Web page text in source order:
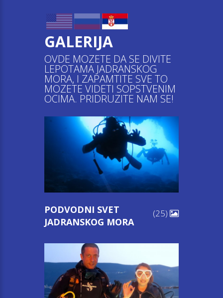
GALERIJA
OVDE MOZETE DA SE DIVITE
LEPOTAMA JADRANSKOG
MORA, I ZAPAMTITE SVE TO
MOZETE VIDETI SOPSTVENIM
OCIMA. PRIDRUZITE NAM SE!
(25)
PODVODNI SVET
JADRANSKOG MORA